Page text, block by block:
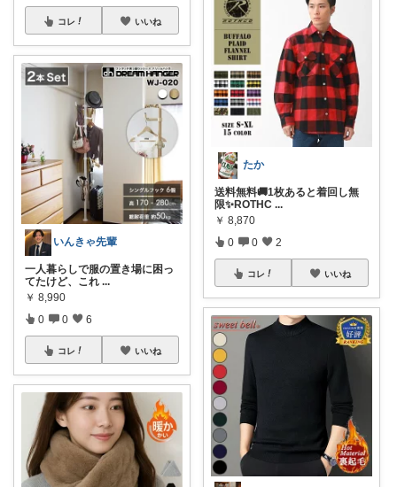
コレ いいね
いんきゃ先輩
一人暮らしで服の置き場に困っ
てたけど、これ ...
￥ 8,990
0 0 6
コレ いいね
たか
送料無料🚚1枚あると着回し無
限✨ROTHC ...
￥ 8,870
0 0 2
コレ いいね